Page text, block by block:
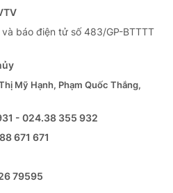
báo điện tử số 483/GP-BTTTT
Mỹ Hạnh, Phạm Quốc Thắng,
- 024.38 355 932
671 671
79595